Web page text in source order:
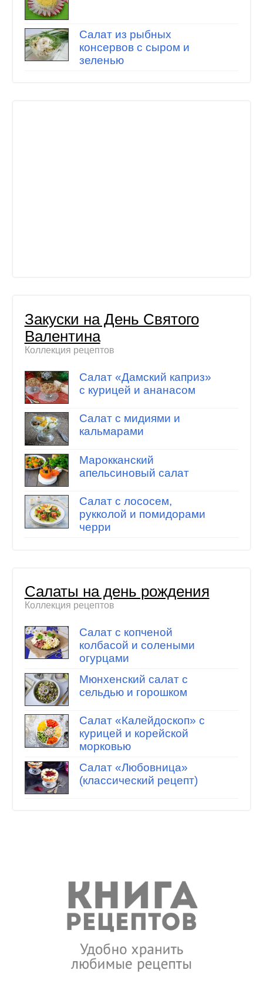
Салат из рыбных
консервов с сыром и
зеленью
Закуски на День Святого
Валентина
Коллекция рецептов
Салат «Дамский каприз»
с курицей и ананасом
Салат с мидиями и
кальмарами
Марокканский
апельсиновый салат
Салат с лососем,
рукколой и помидорами
черри
Салаты на день рождения
Коллекция рецептов
Салат с копченой
колбасой и солеными
огурцами
Мюнхенский салат с
сельдью и горошком
Салат «Калейдоскоп» с
курицей и корейской
морковью
Салат «Любовница»
(классический рецепт)